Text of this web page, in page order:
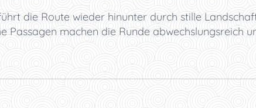
die Route wieder hinunter durch stille
Passagen machen die Runde abwechslungsreich